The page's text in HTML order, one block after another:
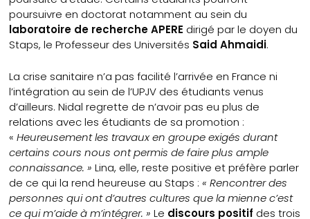
poursuivre en doctorat notamment au sein du
laboratoire de recherche APERE dirigé par le doyen du
Staps, le Professeur des Universités Said Ahmaidi.
La crise sanitaire n’a pas facilité l’arrivée en France ni
l’intégration au sein de l’UPJV des étudiants venus
d’ailleurs. Nidal regrette de n’avoir pas eu plus de
relations avec les étudiants de sa promotion :
« Heureusement les travaux en groupe exigés durant
certains cours nous ont permis de faire plus ample
connaissance. » Lina, elle, reste positive et préfère parler
de ce qui la rend heureuse au Staps :« Rencontrer des
personnes qui ont d’autres cultures que la mienne c’est
ce qui m’aide à m’intégrer. » Le discours positif des trois